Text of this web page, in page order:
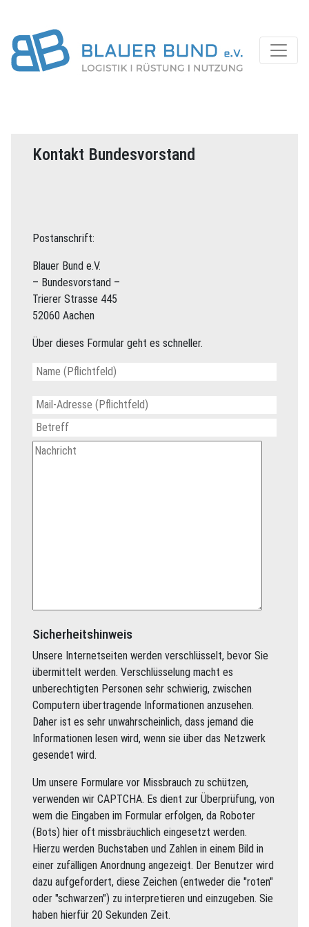
Kontakt Bundesvorstand
Postanschrift:
Blauer Bund e.V.
– Bundesvorstand –
Trierer Strasse 445
52060 Aachen
Über dieses Formular geht es schneller.
Sicherheitshinweis
Unsere Internetseiten werden verschlüsselt, bevor Sie
übermittelt werden. Verschlüsselung macht es
unberechtigten Personen sehr schwierig, zwischen
Computern übertragende Informationen anzusehen.
Daher ist es sehr unwahrscheinlich, dass jemand die
Informationen lesen wird, wenn sie über das Netzwerk
gesendet wird.
Um unsere Formulare vor Missbrauch zu schützen,
verwenden wir CAPTCHA. Es dient zur Überprüfung, von
wem die Eingaben im Formular erfolgen, da Roboter
(Bots) hier oft missbräuchlich eingesetzt werden.
Hierzu werden Buchstaben und Zahlen in einem Bild in
einer zufälligen Anordnung angezeigt. Der Benutzer wird
dazu aufgefordert, diese Zeichen (entweder die "roten"
oder "schwarzen") zu interpretieren und einzugeben. Sie
haben hierfür 20 Sekunden Zeit.